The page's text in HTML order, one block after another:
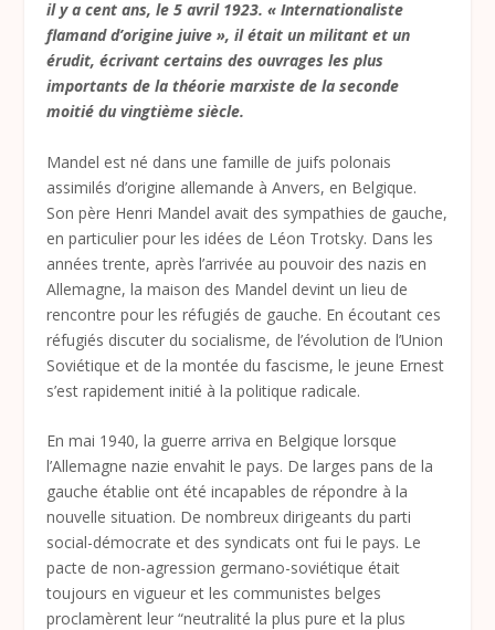
il y a cent ans, le 5 avril 1923. « Internationaliste
flamand d’origine juive », il était un militant et un
érudit, écrivant certains des ouvrages les plus
importants de la théorie marxiste de la seconde
moitié du vingtième siècle.
Mandel est né dans une famille de juifs polonais
assimilés d’origine allemande à Anvers, en Belgique.
Son père Henri Mandel avait des sympathies de gauche,
en particulier pour les idées de Léon Trotsky. Dans les
années trente, après l’arrivée au pouvoir des nazis en
Allemagne, la maison des Mandel devint un lieu de
rencontre pour les réfugiés de gauche. En écoutant ces
réfugiés discuter du socialisme, de l’évolution de l’Union
Soviétique et de la montée du fascisme, le jeune Ernest
s’est rapidement initié à la politique radicale.
En mai 1940, la guerre arriva en Belgique lorsque
l’Allemagne nazie envahit le pays. De larges pans de la
gauche établie ont été incapables de répondre à la
nouvelle situation. De nombreux dirigeants du parti
social-démocrate et des syndicats ont fui le pays. Le
pacte de non-agression germano-soviétique était
toujours en vigueur et les communistes belges
proclamèrent leur “neutralité la plus pure et la plus